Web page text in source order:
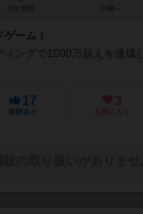
ーム！
ィングで1000万超えを達成
17
経験あり
3
お気に入り